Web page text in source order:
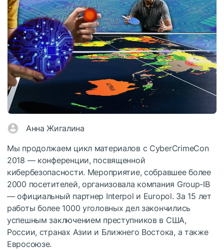
Анна Жигалина
Мы продолжаем цикл материалов с CyberCrimeCon
2018 — конференции, посвященной
кибербезопасности. Мероприятие, собравшее более
2000 посетителей, организовала компания Group-IB
— официальный партнер Interpol и Europol. За 15 лет
работы более 1000 уголовных дел закончились
успешным заключением преступников в США,
России, странах Азии и Ближнего Востока, а также
Евросоюзе.